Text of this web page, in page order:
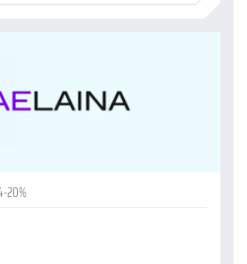
20%